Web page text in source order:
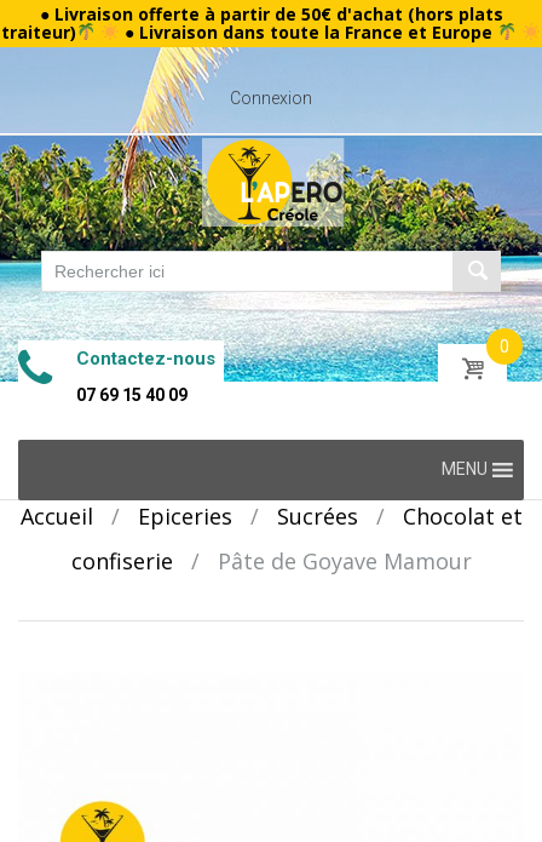
● Livraison offerte à partir de 50€ d'achat (hors plats
traiteur) ● Livraison dans toute la France et Europe
Connexion
Contactez-nous
07 69 15 40 09
0
content
MENU
Accueil / Epiceries / Sucrées /
Chocolat et
confiserie
/ Pâte de Goyave Mamour